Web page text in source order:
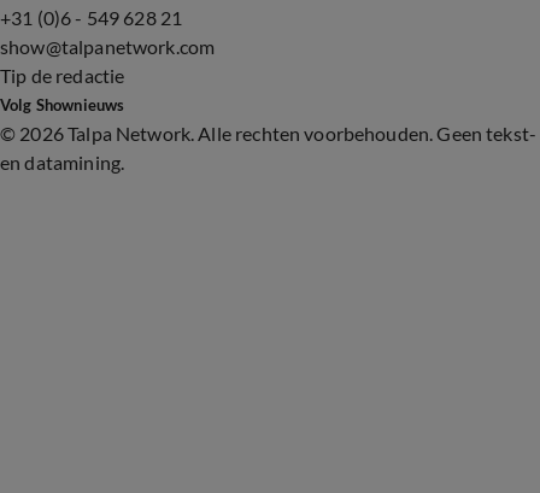
+31 (0)6 - 549 628 21
show@talpanetwork.com
Tip de redactie
Volg Shownieuws
© 2026 Talpa Network. Alle rechten voorbehouden. Geen tekst-
en datamining.